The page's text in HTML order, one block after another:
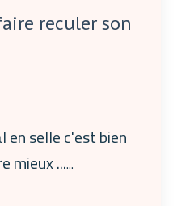
reculer son
en selle c'est bien
mieux ......